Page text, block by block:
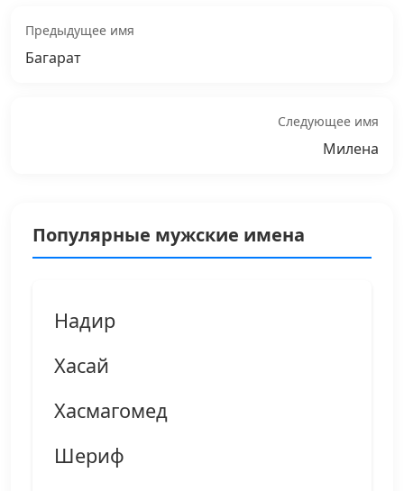
Предыдущее имя
Багарат
Следующее имя
Милена
Популярные мужские имена
Надир
Хасай
Хасмагомед
Шериф